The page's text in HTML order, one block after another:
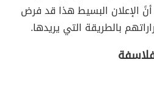
الإعلان البسيط هذا قد فرض
بالطريقة التي يريدها.